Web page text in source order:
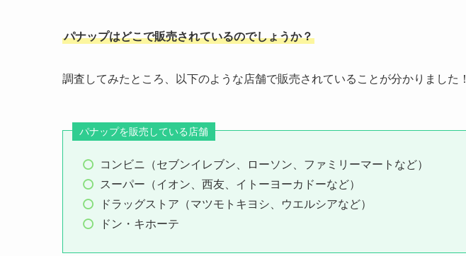
パナップはどこで販売されているのでしょうか？
調査してみたところ、以下のような店舗で販売されていることが分かりました！
パナップを販売している店舗
コンビニ（セブンイレブン、ローソン、ファミリーマートなど）
スーパー（イオン、西友、イトーヨーカドーなど）
ドラッグストア（マツモトキヨシ、ウエルシアなど）
ドン・キホーテ